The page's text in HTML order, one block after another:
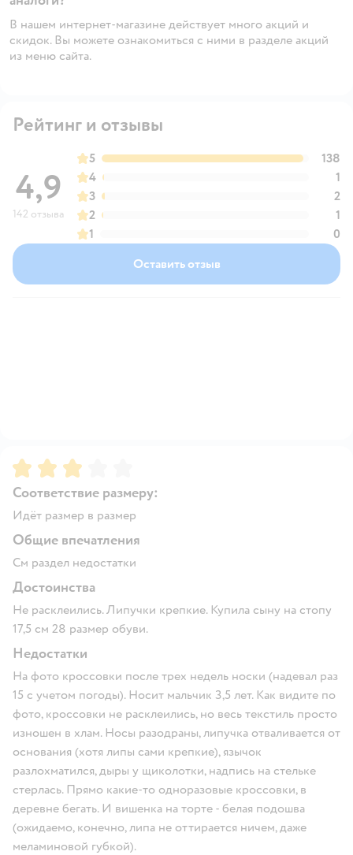
В нашем интернет-магазине действует много акций и
скидок. Вы можете ознакомиться с ними в разделе акций
из меню сайта.
Рейтинг и отзывы
4,9
142 отзыва
5
138
4
1
3
2
2
1
1
0
Оставить отзыв
Рейтинг:3
Соответствие размеру:
Идёт размер в размер
Общие впечатления
См раздел недостатки
Достоинства
Не расклеились. Липучки крепкие. Купила сыну на стопу
17,5 см 28 размер обуви.
Недостатки
На фото кроссовки после трех недель носки (надевал раз
15 с учетом погоды). Носит мальчик 3,5 лет. Как видите по
фото, кроссовки не расклеились, но весь текстиль просто
изношен в хлам. Носы разодраны, липучка отваливается от
основания (хотя липы сами крепкие), язычок
разлохматился, дыры у щиколотки, надпись на стельке
стерлась. Прямо какие-то одноразовые кроссовки, в
деревне бегать. И вишенка на торте - белая подошва
(ожидаемо, конечно, липа не оттирается ничем, даже
меламиновой губкой).